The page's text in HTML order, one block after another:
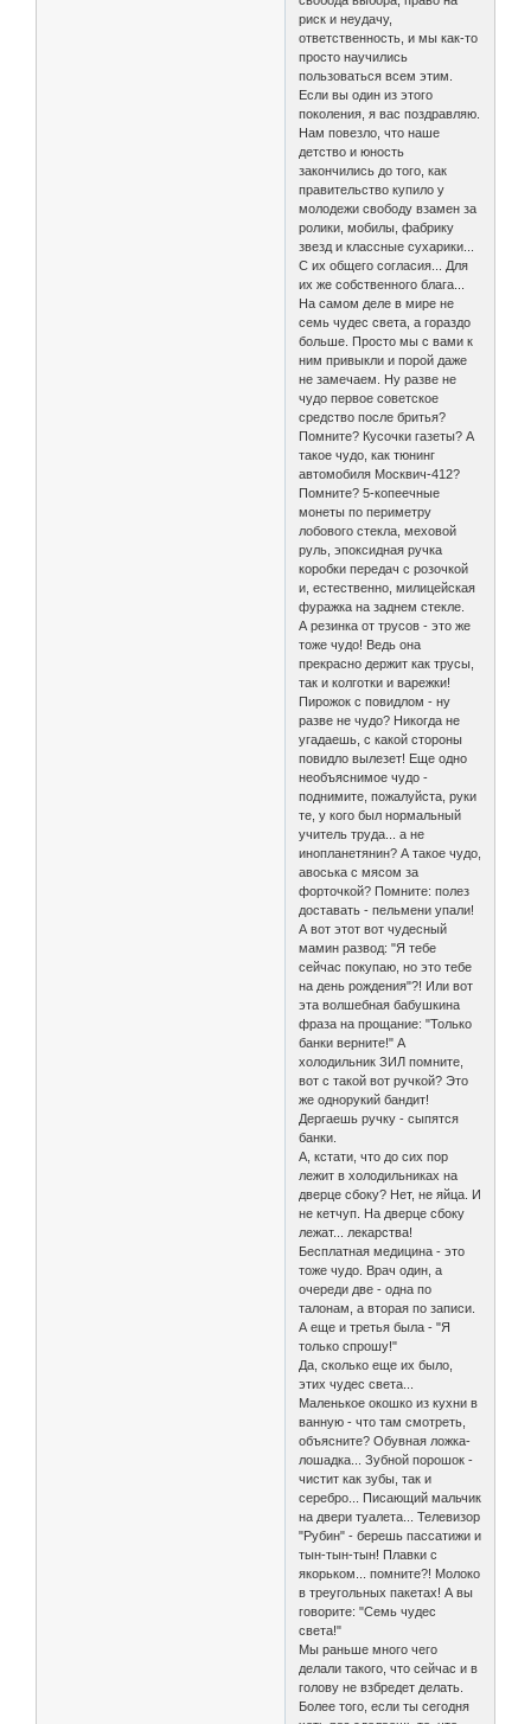
риск и неудачу,
ответственность, и мы как-то
просто научились
пользоваться всем этим.
Если вы один из этого
поколения, я вас поздравляю.
Нам повезло, что наше
детство и юность
закончились до того, как
правительство купило у
молодежи свободу взамен за
ролики, мобилы, фабрику
звезд и классные сухарики...
С их общего согласия... Для
их же собственного блага...
На самом деле в мире не
семь чудес света, а гораздо
больше. Просто мы с вами к
ним привыкли и порой даже
не замечаем. Ну разве не
чудо первое советское
средство после бритья?
Помните? Кусочки газеты? А
такое чудо, как тюнинг
автомобиля Москвич-412?
Помните? 5-копеечные
монеты по периметру
лобового стекла, меховой
руль, эпоксидная ручка
коробки передач с розочкой
и, естественно, милицейская
фуражка на заднем стекле.
А резинка от трусов - это же
тоже чудо! Ведь она
прекрасно держит как трусы,
так и колготки и варежки!
Пирожок с повидлом - ну
разве не чудо? Никогда не
угадаешь, с какой стороны
повидло вылезет! Еще одно
необъяснимое чудо -
поднимите, пожалуйста, руки
те, у кого был нормальный
учитель труда... а не
инопланетянин? А такое чудо,
авоська с мясом за
форточкой? Помните: полез
доставать - пельмени упали!
А вот этот вот чудесный
мамин развод: "Я тебе
сейчас покупаю, но это тебе
на день рождения"?! Или вот
эта волшебная бабушкина
фраза на прощание: "Только
банки верните!" А
холодильник ЗИЛ помните,
вот с такой вот ручкой? Это
же однорукий бандит!
Дергаешь ручку - cыпятся
банки.
А, кстати, что до сих пор
лежит в холодильниках на
дверце сбоку? Нет, не яйца. И
не кетчуп. На дверце сбоку
лежат... лекарства!
Бесплатная медицина - это
тоже чудо. Врач один, а
очереди две - одна по
талонам, а вторая по записи.
А еще и третья была - "Я
только спрошу!"
Да, сколько еще их было,
этих чудес света...
Маленькое окошко из кухни в
ванную - что там смотреть,
объясните? Обувная ложка-
лошадка... Зубной порошок -
чистит как зубы, так и
серебро... Писающий мальчик
на двери туалета... Телевизор
"Рубин" - берешь пассатижи и
тын-тын-тын! Плавки с
якорьком... помните?! Молоко
в треугольных пакетах! А вы
говорите: "Семь чудес
света!"
Мы раньше много чего
делали такого, что сейчас и в
голову не взбредет делать.
Более того, если ты сегодня